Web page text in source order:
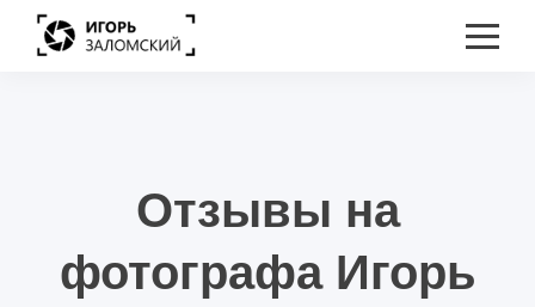
Отзывы на
фотографа Игорь